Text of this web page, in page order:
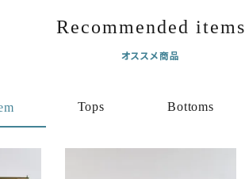
Recommended items
オススメ商品
Tops Bottoms